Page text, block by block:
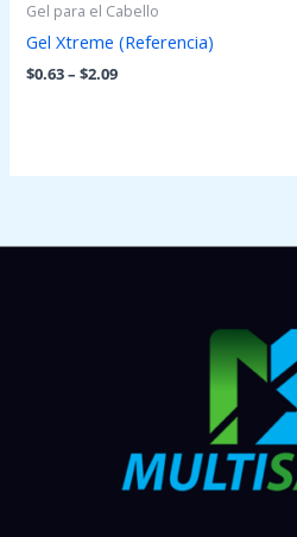
Gel para el Cabello
Gel Xtreme (Referencia)
$0.63– $2.09